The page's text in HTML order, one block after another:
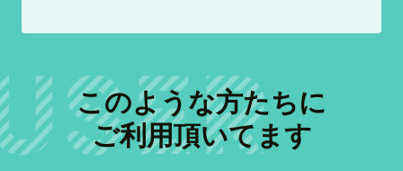
このような方たちに
ご利用頂いてます